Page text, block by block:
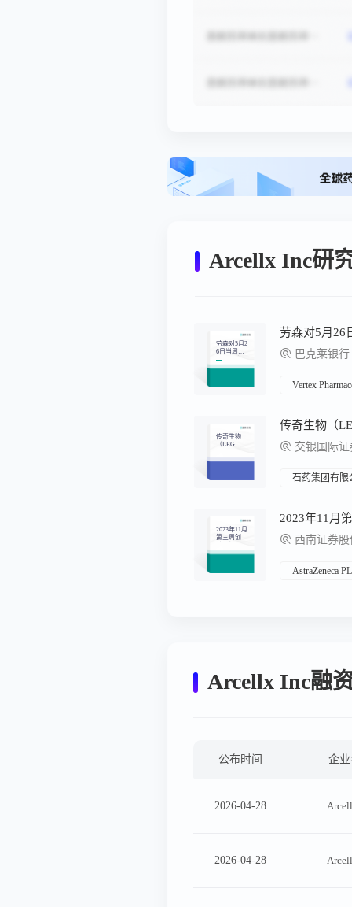
Arcellx Inc研
劳森对5月2
6日当周中
小型肿瘤学
的准备情况
劳森对5月26
巴克莱银行
Vertex
传奇生物
（LEG
N）：3Q24
业绩好于预
交银国际证
石药集团有限
2023年11月
第三周创新
药周报（附
小专题AKT
西南证券股份
AstraZeneca
Arcellx Inc融
公布时间 企
2026-04-28
2026-04-28